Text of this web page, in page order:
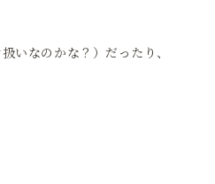
いなのかな？）だったり、